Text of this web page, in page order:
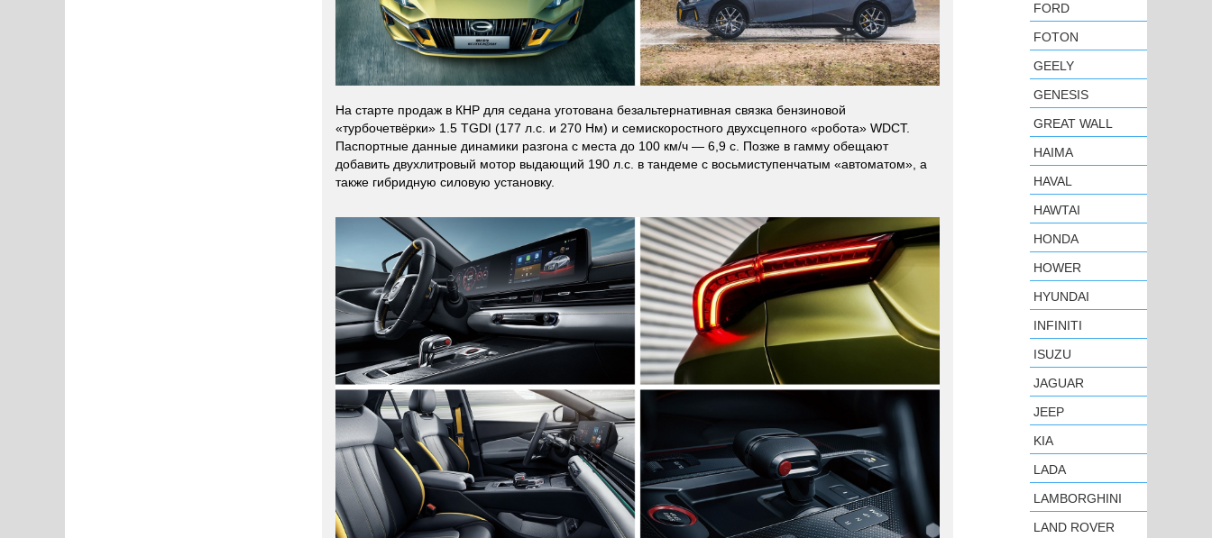
На старте продаж в КНР для седана уготована безальтернативная связка бензиновой
«турбочетвёрки» 1.5 TGDI (177 л.с. и 270 Нм) и семискоростного двухсцепного «робота» WDCT.
Паспортные данные динамики разгона с места до 100 км/ч — 6,9 с. Позже в гамму обещают
добавить двухлитровый мотор выдающий 190 л.с. в тандеме с восьмиступенчатым «автоматом», а
также гибридную силовую установку.
FORD
FOTON
GEELY
GENESIS
GREAT WALL
HAIMA
HAVAL
HAWTAI
HONDA
HOWER
HYUNDAI
INFINITI
ISUZU
JAGUAR
JEEP
KIA
LADA
LAMBORGHINI
LAND ROVER